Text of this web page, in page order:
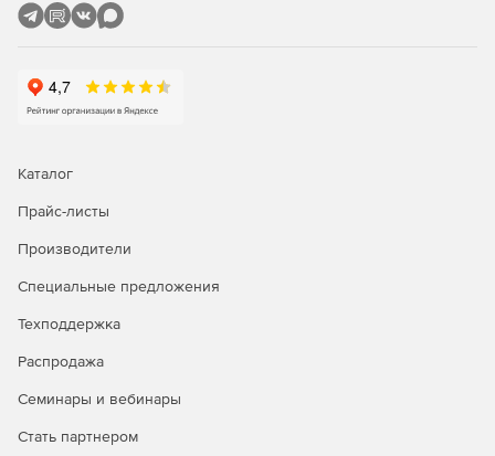
Поддерживает ECMAScript 6.
модули, итераторы и т. д.
участников.
Каталог
Прайс-листы
Производители
Специальные предложения
Техподдержка
Распродажа
Семинары и вебинары
Стать партнером